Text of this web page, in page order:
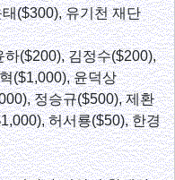
($300), 유기천 재단
($200), 김정수($200),
($1,000), 윤덕상
정승규($500), 제환
허서룡($50), 한경